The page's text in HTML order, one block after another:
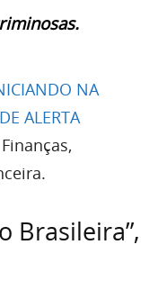
NA
ALERTA
Brasileira”,